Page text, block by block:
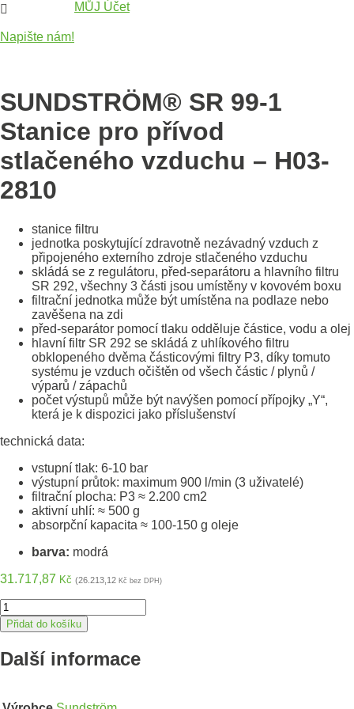

Napište nám!
MŮJ Účet
SUNDSTRÖM® SR 99-1
Stanice pro přívod
stlačeného vzduchu – H03-
2810
stanice filtru
jednotka poskytující zdravotně nezávadný vzduch z
připojeného externího zdroje stlačeného vzduchu
skládá se z regulátoru, před-separátoru a hlavního filtru
SR 292, všechny 3 části jsou umístěny v kovovém boxu
filtrační jednotka může být umístěna na podlaze nebo
zavěšena na zdi
před-separátor pomocí tlaku odděluje částice, vodu a olej
hlavní filtr SR 292 se skládá z uhlíkového filtru
obklopeného dvěma částicovými filtry P3, díky tomuto
systému je vzduch očištěn od všech částic / plynů /
výparů / zápachů
počet výstupů může být navýšen pomocí přípojky „Y“,
která je k dispozici jako příslušenství
technická data:
vstupní tlak: 6-10 bar
výstupní průtok: maximum 900 l/min (3 uživatelé)
filtrační plocha: P3 ≈ 2.200 cm2
aktivní uhlí: ≈ 500 g
absorpční kapacita ≈ 100-150 g oleje
barva: modrá
31.717,87 Kč (26.213,12 Kč bez DPH)
SUNDSTRÖM®
SR
99-
Stanice
stlačeného
Přidat do košíku
Další informace